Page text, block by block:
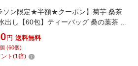
ソン限定★半額★クーポン】菊芋 桑茶
出し【60包】ティーバッグ 桑の葉茶 桑
桑の葉 桑葉 菊芋 菊芋茶 九州産 国産 無
容量 糖質制限 糖質ケア 健康茶 緑茶 お
お茶村
円 送料無料
(60個)
ト (1倍)